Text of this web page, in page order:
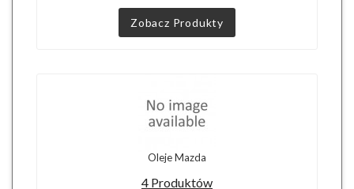
Zobacz Produkty
Oleje Mazda
4 Produktów